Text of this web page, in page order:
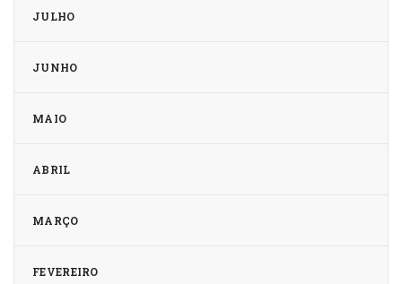
JULHO
JUNHO
MAIO
ABRIL
MARÇO
FEVEREIRO